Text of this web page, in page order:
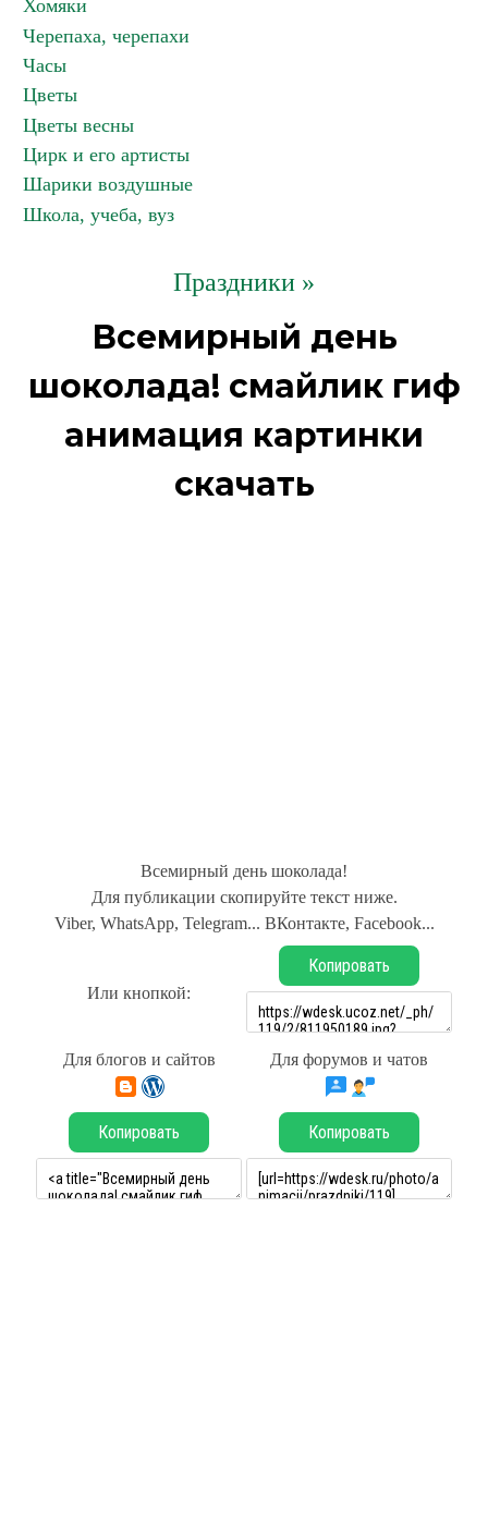
Хомяки
Черепаха, черепахи
Часы
Цветы
Цветы весны
Цирк и его артисты
Шарики воздушные
Школа, учеба, вуз
Праздники »
Всемирный день
шоколада! смайлик гиф
анимация картинки
скачать
Всемирный день шоколада!
Для публикации скопируйте текст ниже.
Viber, WhatsApp, Telegram... ВКонтакте, Facebook...
Или кнопкой:
Копировать
Для блогов и сайтов Для форумов и чатов
Копировать Копировать